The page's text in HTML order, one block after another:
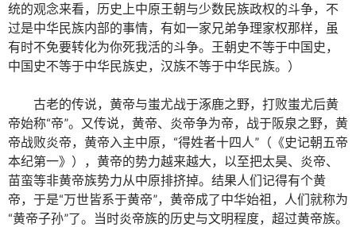
统的观念来看，历史上中原王朝与少数民族政权的斗争，不
过是中华民族内部的事情，有如一家兄弟争理家权那样，虽
有时不免要转化为你死我活的斗争。王朝史不等于中国史，
中国史不等于中华民族史，汉族不等于中华民族。）
古老的传说，黄帝与蚩尤战于涿鹿之野，打败蚩尤后黄
帝始称“帝”。又传说，黄帝、炎帝争为帝，战于阪泉之野，黄
帝战败炎帝，黄帝入主中原，“得姓者十四人”（《史记朝五帝
本纪第一》），黄帝的势力越来越大，以至把太昊、炎帝、
苗蛮等非黄帝族势力从中原排挤掉。结果人们记得有个黄
帝，于是“万世皆系于黄帝”，黄帝成了中华始祖，人们就称为
“黄帝子孙”了。当时炎帝族的历史与文明程度，超过黄帝族。